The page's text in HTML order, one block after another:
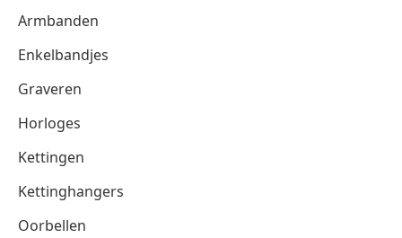
Armbanden
Enkelbandjes
Graveren
Horloges
Kettingen
Kettinghangers
Oorbellen